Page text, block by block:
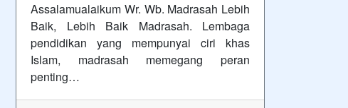
Assalamualaikum Wr. Wb. Madrasah Lebih
Baik, Lebih Baik Madrasah. Lembaga
pendidikan yang mempunyai ciri khas
Islam, madrasah memegang peran
penting…